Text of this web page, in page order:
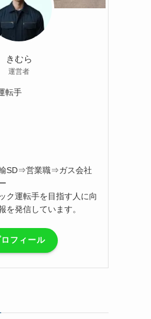
きむら
運営者
転手
SD⇒営業職⇒ガス会社
ク運転手を目指す人に向
を発信しています。
ロフィール